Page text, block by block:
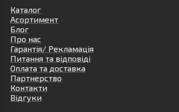
Каталог
Асортимент
Блог
Про нас
Гарантія/ Рекламація
Питання та відповіді
Оплата та доставка
Партнерство
Контакти
Відгуки